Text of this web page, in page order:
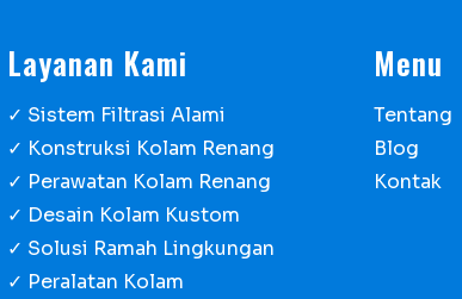
Layanan Kami
✓ Sistem Filtrasi Alami
✓ Konstruksi Kolam Renang
✓ Perawatan Kolam Renang
✓ Desain Kolam Kustom
✓ Solusi Ramah Lingkungan
✓ Peralatan Kolam
Menu
Tentang
Blog
Kontak